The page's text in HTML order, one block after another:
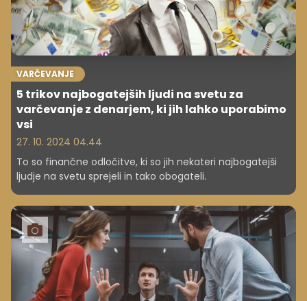
VARČEVANJE
5 trikov najbogatejših ljudi na svetu za
varčevanje z denarjem, ki jih lahko uporabimo
vsi
27. 10. 2024 04.44
To so finančne odločitve, ki so jih nekateri najbogatejši
ljudje na svetu sprejeli in tako obogateli.